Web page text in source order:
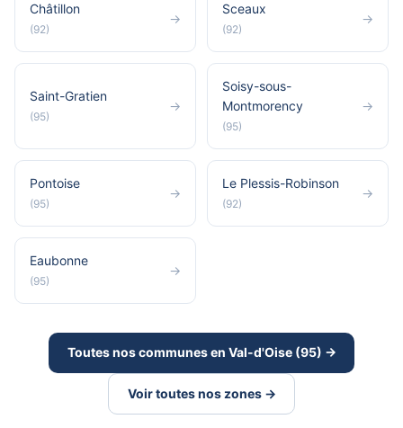
Châtillon
(92)
→
Sceaux
(92)
→
Saint-Gratien
(95)
→
Soisy-sous-
Montmorency
(95)
→
Pontoise
(95)
→
Le Plessis-Robinson
(92)
→
Eaubonne
(95)
→
Toutes nos communes en Val-d'Oise (95) →
Voir toutes nos zones →